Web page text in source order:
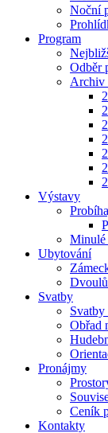
Noční
Program
Odběr
Archiv
Výstavy
Minulé
Ubytování
Svatby
Svatby
Obřad
Pronájmy
Ceník
Kontakty